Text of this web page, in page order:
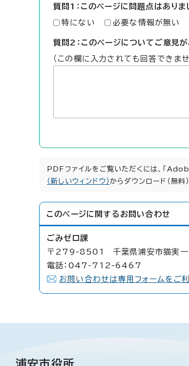
質問1：このページに問題点はありま
特にない 必要な情報が無い
質問2：このページについてご意見
（この欄に入力されても回答できま
PDFファイルをご覧いただくには、「
（新しいウィンドウ）からダウンロード（無料
このページに関する お問い合わせ
ごみゼロ課
〒279-8501 千葉県浦安市猫実一
電話：047-712-6467
お問い合わせは専用フォームをご利